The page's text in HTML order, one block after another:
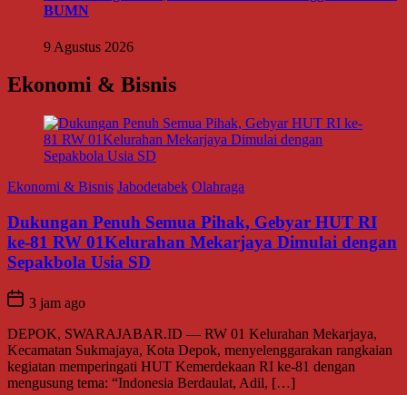
BUMN
9 Agustus 2026
Ekonomi & Bisnis
Ekonomi & Bisnis Jabodetabek Olahraga
Dukungan Penuh Semua Pihak, Gebyar HUT RI
ke-81 RW 01Kelurahan Mekarjaya Dimulai dengan
Sepakbola Usia SD
3 jam ago
DEPOK, SWARAJABAR.ID — RW 01 Kelurahan Mekarjaya,
Kecamatan Sukmajaya, Kota Depok, menyelenggarakan rangkaian
kegiatan memperingati HUT Kemerdekaan RI ke-81 dengan
mengusung tema: “Indonesia Berdaulat, Adil, […]